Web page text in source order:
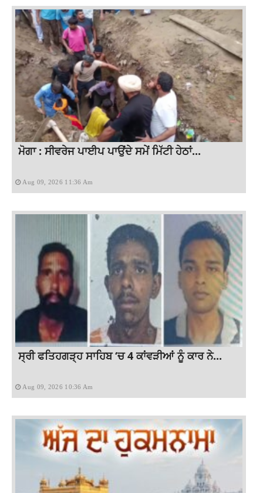
ਮੋਗਾ : ਸੀਵਰੇਜ ਪਾਈਪ ਪਾਉਂਦੇ ਸਮੇਂ ਮਿੱਟੀ ਹੇਠਾਂ...
Aug 09, 2026 11:36 Am
ਸ੍ਰੀ ਫਤਿਹਗੜ੍ਹ ਸਾਹਿਬ ‘ਚ 4 ਕਾਂਵੜੀਆਂ ਨੂੰ ਕਾਰ ਨੇ...
Aug 09, 2026 10:36 Am